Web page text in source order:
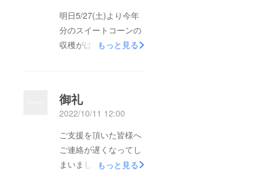
て頂く皆さま、誠にあ
りがとうございます！
昨年末にホームページ
菜を作っています。
明日5/27(土)より今年
分のスイートコーンの
収穫がはじまります！
次出荷いたします。生
ものにつき、着荷しま
したら新鮮なうちにお
召し上がりください。
長らくお待たせして申
もっと見る
御礼
2022/10/11 12:00
ご支援を頂いた皆様へ
ご連絡が遅くなってし
まいましたが、まつだ
もっと見る